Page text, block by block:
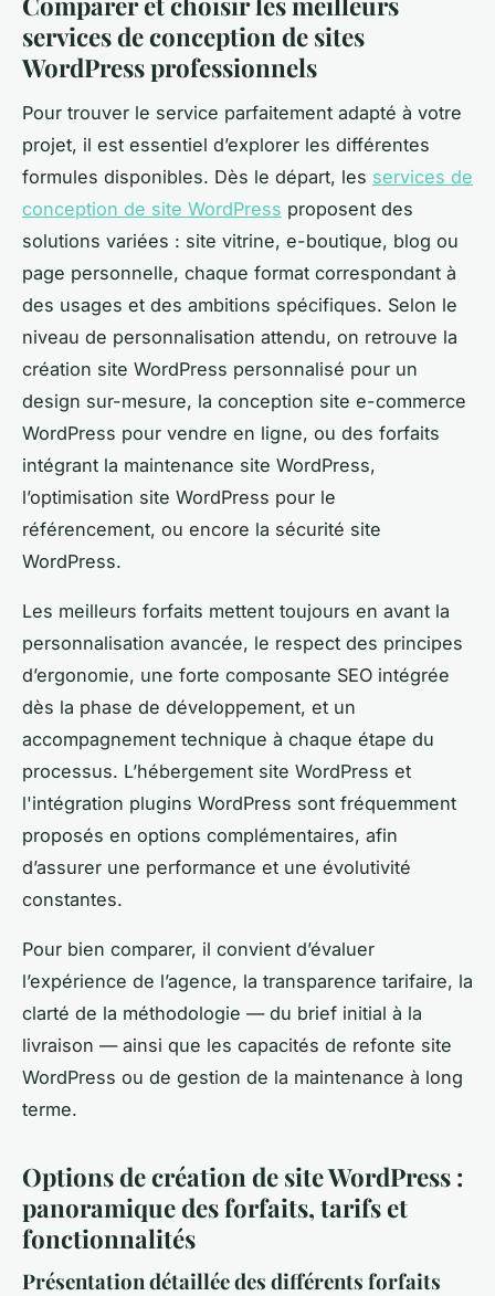
services de conception de sites
WordPress professionnels
Pour trouver le service parfaitement adapté à votre
projet, il est essentiel d’explorer les différentes
formules disponibles. Dès le départ, les services de
conception de site WordPress proposent des
solutions variées : site vitrine, e-boutique, blog ou
page personnelle, chaque format correspondant à
des usages et des ambitions spécifiques. Selon le
niveau de personnalisation attendu, on retrouve la
création site WordPress personnalisé pour un
design sur-mesure, la conception site e-commerce
WordPress pour vendre en ligne, ou des forfaits
intégrant la maintenance site WordPress,
l’optimisation site WordPress pour le
référencement, ou encore la sécurité site
WordPress.
Les meilleurs forfaits mettent toujours en avant la
personnalisation avancée, le respect des principes
d’ergonomie, une forte composante SEO intégrée
dès la phase de développement, et un
accompagnement technique à chaque étape du
processus. L’hébergement site WordPress et
l'intégration plugins WordPress sont fréquemment
proposés en options complémentaires, afin
d’assurer une performance et une évolutivité
constantes.
Pour bien comparer, il convient d’évaluer
l’expérience de l’agence, la transparence tarifaire, la
clarté de la méthodologie — du brief initial à la
livraison — ainsi que les capacités de refonte site
WordPress ou de gestion de la maintenance à long
terme.
Options de création de site WordPress :
panoramique des forfaits, tarifs et
fonctionnalités
Présentation détaillée des différents forfaits